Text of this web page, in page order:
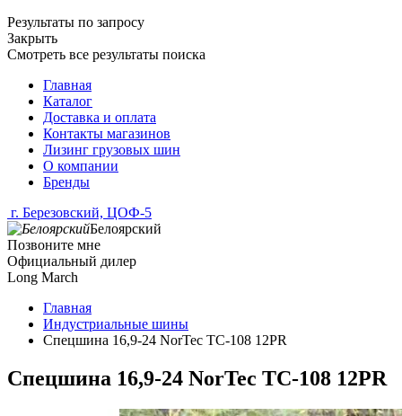
Результаты по запросу
Закрыть
Смотреть все результаты поиска
Главная
Каталог
Доставка и оплата
Контакты магазинов
Лизинг грузовых шин
О компании
Бренды
г. Березовский, ЦОФ-5
Белоярский
Позвоните мне
Официальный дилер
Long March
Главная
Индустриальные шины
Спецшина 16,9-24 NorTec TC-108 12PR
Спецшина 16,9-24 NorTec TC-108 12PR